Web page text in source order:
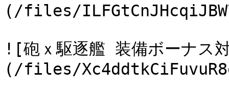
(/files/
![砲ｘ駆逐艦 装備ボーナス
(/files/